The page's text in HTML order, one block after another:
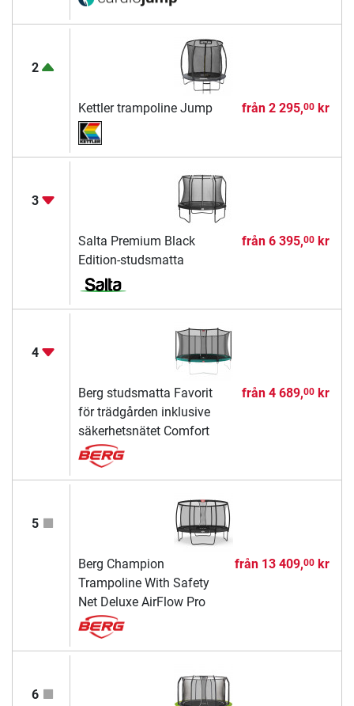
2
Kettler trampoline Jump från 2 295,00kr
3
Salta Premium Black
Edition-studsmatta
från 6 395,00kr
4
Berg studsmatta Favorit
för trädgården inklusive
säkerhetsnätet Comfort
från 4 689,00kr
5
Berg Champion
Trampoline With Safety
Net Deluxe AirFlow Pro
från 13 409,00kr
6